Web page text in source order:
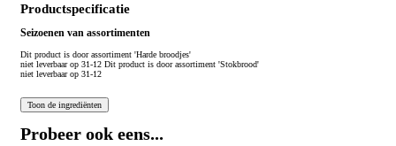
Productspecificatie
Seizoenen van assortimenten
Dit product is door assortiment 'Harde broodjes'
niet leverbaar op 31-12 Dit product is door assortiment 'Stokbrood'
niet leverbaar op 31-12
Probeer ook eens...